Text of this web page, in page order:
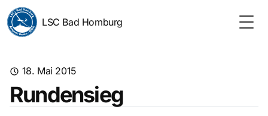
LSC Bad Homburg
18. Mai 2015
Rundensieg